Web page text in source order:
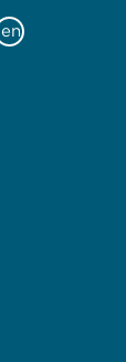
en